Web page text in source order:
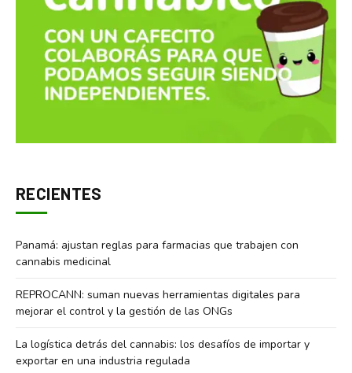
RECIENTES
Panamá: ajustan reglas para farmacias que trabajen con
cannabis medicinal
REPROCANN: suman nuevas herramientas digitales para
mejorar el control y la gestión de las ONGs
La logística detrás del cannabis: los desafíos de importar y
exportar en una industria regulada